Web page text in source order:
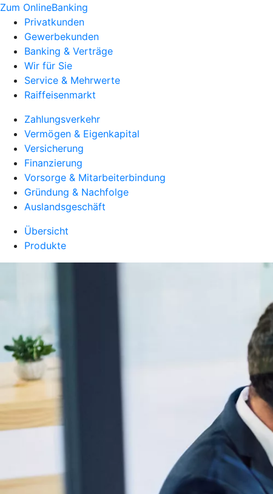
Zum OnlineBanking
Privatkunden
Gewerbekunden
Banking & Verträge
Wir für Sie
Service & Mehrwerte
Raiffeisenmarkt
Zahlungsverkehr
Vermögen & Eigenkapital
Versicherung
Finanzierung
Vorsorge & Mitarbeiterbindung
Gründung & Nachfolge
Auslandsgeschäft
Übersicht
Produkte